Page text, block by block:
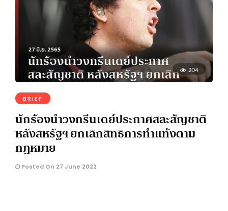
204
BRIEF
นักร้องนำวงกรีนเดย์ประกาศสละสัญชาติ
หลังสหรัฐฯ ยกเลิกสิทธิการทำแท้งตาม
กฎหมาย
Posted On 27 June 2022